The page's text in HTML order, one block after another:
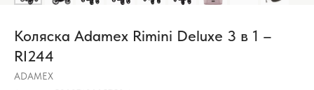
Коляска Adamex Rimini Deluxe 3 в 1 –
RI244
ADAMEX